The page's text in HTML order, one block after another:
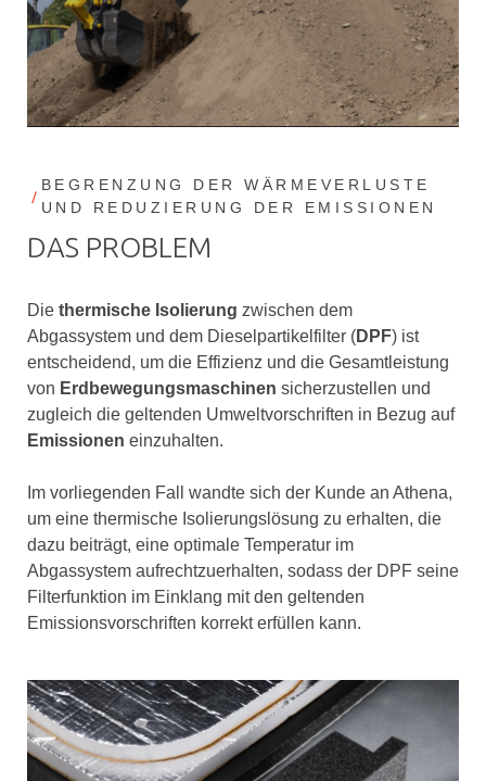
BEGRENZUNG DER WÄRMEVERLUSTE
UND REDUZIERUNG DER EMISSIONEN
DAS PROBLEM
Die thermische Isolierung zwischen dem
Abgassystem und dem Dieselpartikelfilter (DPF) ist
entscheidend, um die Effizienz und die Gesamtleistung
von Erdbewegungsmaschinen sicherzustellen und
zugleich die geltenden Umweltvorschriften in Bezug auf
Emissionen einzuhalten.
Im vorliegenden Fall wandte sich der Kunde an Athena,
um eine thermische Isolierungslösung zu erhalten, die
dazu beiträgt, eine optimale Temperatur im
Abgassystem aufrechtzuerhalten, sodass der DPF seine
Filterfunktion im Einklang mit den geltenden
Emissionsvorschriften korrekt erfüllen kann.